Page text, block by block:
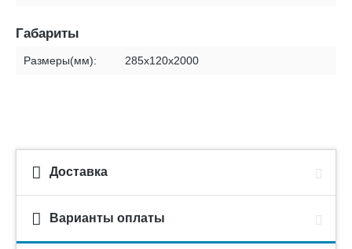
Габариты
Размеры(мм): 285х120х2000
Доставка
Варианты оплаты